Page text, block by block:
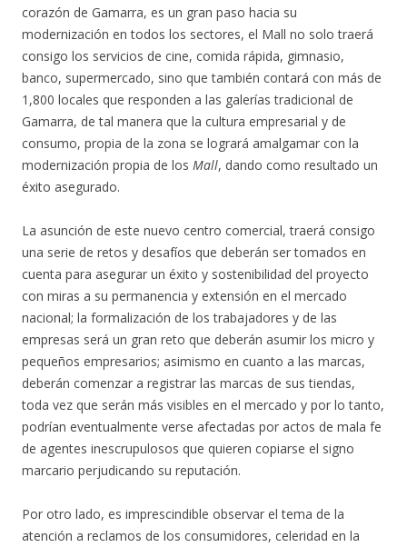
corazón de Gamarra, es un gran paso hacia su
modernización en todos los sectores, el Mall no solo traerá
consigo los servicios de cine, comida rápida, gimnasio,
banco, supermercado, sino que también contará con más de
1,800 locales que responden a las galerías tradicional de
Gamarra, de tal manera que la cultura empresarial y de
consumo, propia de la zona se logrará amalgamar con la
modernización propia de los Mall, dando como resultado un
éxito asegurado.
La asunción de este nuevo centro comercial, traerá consigo
una serie de retos y desafíos que deberán ser tomados en
cuenta para asegurar un éxito y sostenibilidad del proyecto
con miras a su permanencia y extensión en el mercado
nacional; la formalización de los trabajadores y de las
empresas será un gran reto que deberán asumir los micro y
pequeños empresarios; asimismo en cuanto a las marcas,
deberán comenzar a registrar las marcas de sus tiendas,
toda vez que serán más visibles en el mercado y por lo tanto,
podrían eventualmente verse afectadas por actos de mala fe
de agentes inescrupulosos que quieren copiarse el signo
marcario perjudicando su reputación.
Por otro lado, es imprescindible observar el tema de la
atención a reclamos de los consumidores, celeridad en la